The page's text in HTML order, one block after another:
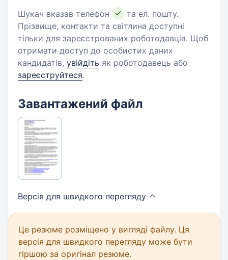
Шукач вказав телефон
та ел. пошту.
Прізвище, контакти та світлина доступні
тільки для зареєстрованих роботодавців. Щоб
отримати доступ до особистих даних
кандидатів, увійдіть як роботодавець або
зареєструйтеся.
Завантажений файл
Версія для швидкого перегляду
Це резюме розміщено у вигляді файлу. Ця
версія для швидкого перегляду може бути
гіршою за оригінал резюме.